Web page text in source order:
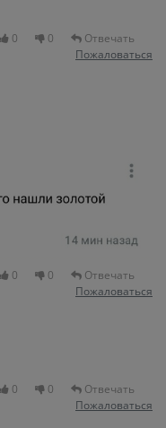
0 0
Отвечать
Пожаловаться
0 0
Отвечать
Пожаловаться
0 0
Отвечать
Пожаловаться